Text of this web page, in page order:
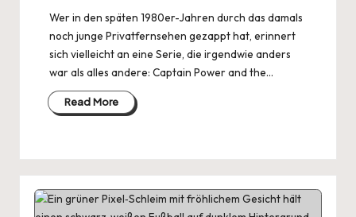
Wer in den späten 1980er-Jahren durch das damals
noch junge Privatfernsehen gezappt hat, erinnert
sich vielleicht an eine Serie, die irgendwie anders
war als alles andere: Captain Power and the…
Read More